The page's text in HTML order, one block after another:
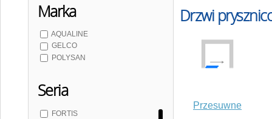
Drzwi
Przesuwne
Marka
AQUALINE
GELCO
POLYSAN
Seria
FORTIS